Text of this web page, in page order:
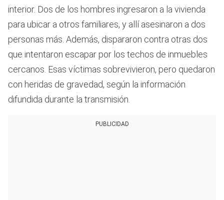
interior. Dos de los hombres ingresaron a la vivienda
para ubicar a otros familiares, y allí asesinaron a dos
personas más. Además, dispararon contra otras dos
que intentaron escapar por los techos de inmuebles
cercanos. Esas víctimas sobrevivieron, pero quedaron
con heridas de gravedad, según la información
difundida durante la transmisión.
PUBLICIDAD